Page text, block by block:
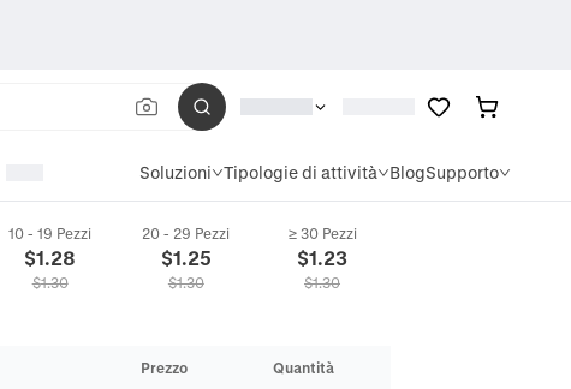
Soluzioni Tipologie di attività BlogSupporto
10 - 19 Pezzi
$1.28
$1.30
20 - 29 Pezzi
$1.25
$1.30
≥ 30 Pezzi
$1.23
$1.30
Prezzo Quantità